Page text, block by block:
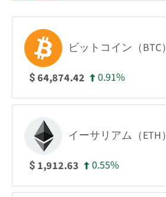
ビットコイン（BTC）
$64,874.42 0.91%
イーサリアム（ETH）
$ 1,912.63 0.55%